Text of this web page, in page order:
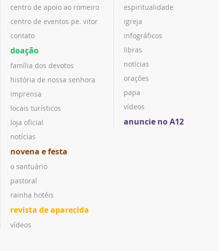
centro de apoio ao romeiro
centro de eventos pe. vitor
contato
doação
família dos devotos
história de nossa senhora
imprensa
locais turísticos
loja oficial
notícias
novena e festa
o santuário
pastoral
rainha hotéis
revista de aparecida
vídeos
espiritualidade
igreja
infográficos
libras
notícias
orações
papa
vídeos
anuncie no A12